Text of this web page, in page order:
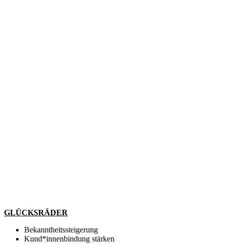
GLÜCKSRÄDER
Bekanntheitssteigerung
Kund*innenbindung stärken